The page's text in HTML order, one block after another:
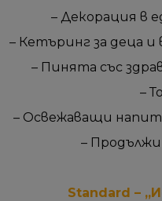
– Декорация в
– Кетъринг за деца
– Пинята със
–
– Освежаващи
–
Standard –